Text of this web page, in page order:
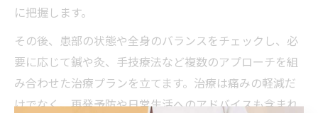
に把握します。
その後、患部の状態や全身のバランスをチェックし、必
要に応じて鍼や灸、手技療法など複数のアプローチを組
み合わせた治療プランを立てます。治療は痛みの軽減だ
けでなく、再発予防や日常生活へのアドバイスも含まれ